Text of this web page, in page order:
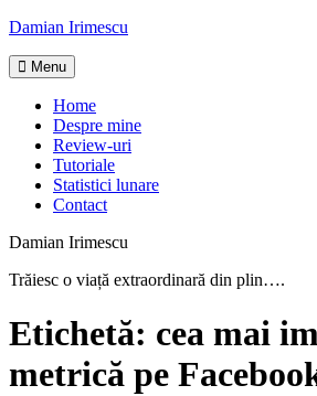
Skip
content
Damian Irimescu
Menu
Home
Despre mine
Review-uri
Tutoriale
Statistici lunare
Contact
Damian Irimescu
Trăiesc o viață extraordinară din plin….
Etichetă: cea mai
metrică pe